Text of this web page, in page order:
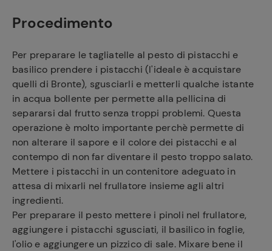
Procedimento
Per preparare le tagliatelle al pesto di pistacchi e
basilico prendere i pistacchi (l'ideale è acquistare
quelli di Bronte), sgusciarli e metterli qualche istante
in acqua bollente per permette alla pellicina di
separarsi dal frutto senza troppi problemi. Questa
operazione è molto importante perchè permette di
non alterare il sapore e il colore dei pistacchi e al
contempo di non far diventare il pesto troppo salato.
Mettere i pistacchi in un contenitore adeguato in
attesa di mixarli nel frullatore insieme agli altri
ingredienti.
Per preparare il pesto mettere i pinoli nel frullatore,
aggiungere i pistacchi sgusciati, il basilico in foglie,
l'olio e aggiungere un pizzico di sale. Mixare bene il